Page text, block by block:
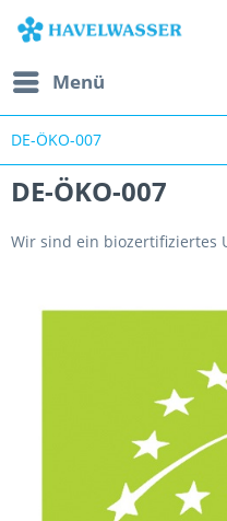
Menü
DE-ÖKO-007
DE-ÖKO-007
Wir sind ein biozertifiziertes